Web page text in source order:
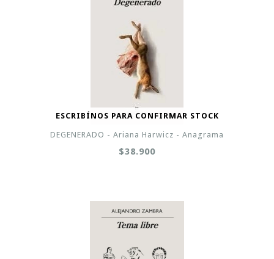
ESCRIBÍNOS PARA CONFIRMAR STOCK
DEGENERADO - Ariana Harwicz - Anagrama
$38.900